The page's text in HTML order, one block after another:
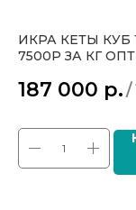
ИКРА КЕТЫ КУБ
7500Р ЗА КГ ОПТ
187 000 р./